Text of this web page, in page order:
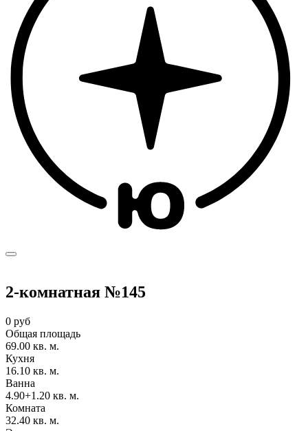
2-комнатная №145
0 руб
Общая площадь
69.00 кв. м.
Кухня
16.10 кв. м.
Ванна
4.90+1.20 кв. м.
Комната
32.40 кв. м.